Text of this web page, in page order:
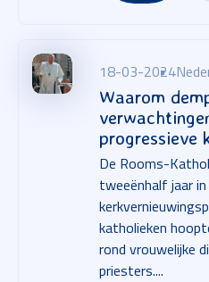
18-03-2024
Waarom
progressieve
De Rooms-
tweeënhalf jaar in
katholieken
rond vrouwelijke
priesters....